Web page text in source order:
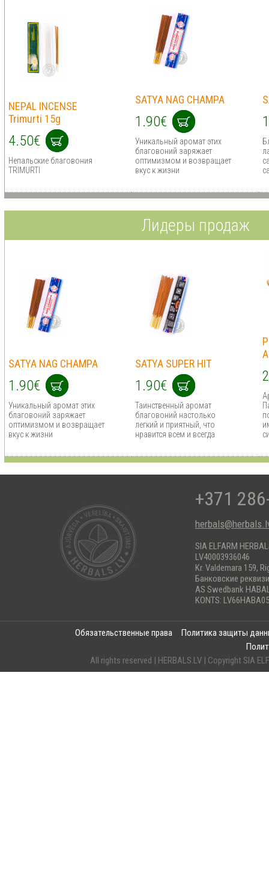
NEPAL INCENSE
Trimurti 15g
4.50€
Непальские благовония
TRIMURTI
SATYA NAG CHAMPA
1.90€
Уникальный аромат этих
благовоний заряжает
оптимизмом и возвращает
вкус к жизни
Лидеры продаж
SATYA NAG CHAMPA
1.90€
Уникальный аромат этих
благовоний заряжает
оптимизмом и возвращает
вкус к жизни
SATYA SUPER HIT
1.90€
Таинственный аромат
благовоний настолько
легкий и приятный, что
нравится всем и всегда
+371
SIA ELFARM
LV40003936046
Kr. Valdemara 159,
Банковские
AS Swedbank
KONTS:
Обязательственные права
Политика защиты
All rights reserved | HERBALS.LV | Copyright SIA